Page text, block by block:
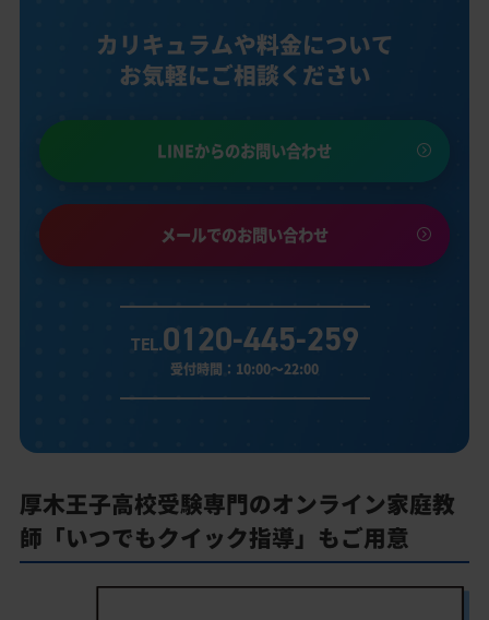
カリキュラムや料金について
お気軽にご相談ください
LINEからのお問い合わせ
メールでのお問い合わせ
TEL.0120-445-259
受付時間：10:00～22:00
厚木王子高校受験専門のオンライン家庭教
師「いつでもクイック指導」もご用意